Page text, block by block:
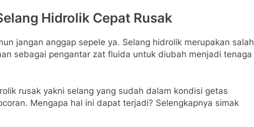
Hidrolik Cepat Rusak
jangan anggap sepele ya. Selang hidrolik merupakan salah
sebagai pengantar zat fluida untuk diubah menjadi tenaga
rusak yakni selang yang sudah dalam kondisi getas
Mengapa hal ini dapat terjadi? Selengkapnya simak